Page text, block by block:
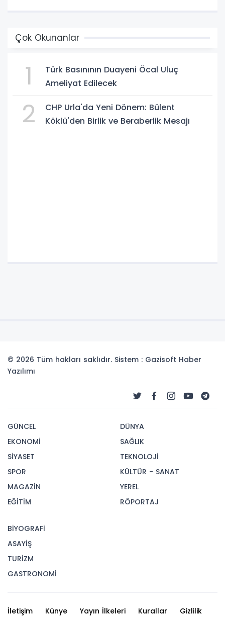
Çok Okunanlar
1
Türk Basınının Duayeni Öcal Uluç
Ameliyat Edilecek
2
CHP Urla'da Yeni Dönem: Bülent
Köklü'den Birlik ve Beraberlik Mesajı
© 2026 Tüm hakları saklıdır. Sistem : Gazisoft Haber
Yazılımı
GÜNCEL
EKONOMİ
SİYASET
SPOR
MAGAZİN
EĞİTİM
DÜNYA
SAĞLIK
TEKNOLOJİ
KÜLTÜR - SANAT
YEREL
RÖPORTAJ
BİYOGRAFİ
ASAYİŞ
TURİZM
GASTRONOMİ
İletişim Künye Yayın İlkeleri Kurallar
Gizlilik